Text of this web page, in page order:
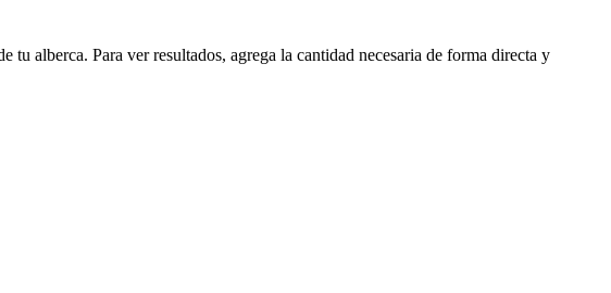
alberca. Para ver resultados, agrega la cantidad necesaria de forma directa y